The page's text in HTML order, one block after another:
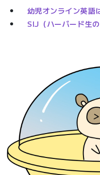
幼児オンライン英語
SIJ（ハーバード生